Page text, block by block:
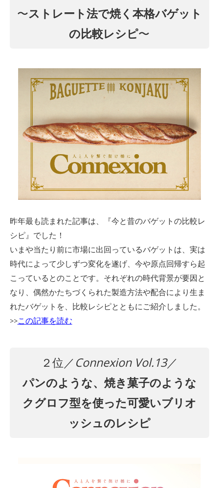
〜ストレート法で焼く本格バゲット
の比較レシピ〜
昨年最も読まれた記事は、『今と昔のバゲットの比較レ
シピ』でした！
いまや当たり前に市場に出回っているバゲットは、実は
時代によって少しずつ変化を遂げ、今や原点回帰すら起
こっているとのことです。それぞれの時代背景が要因と
なり、偶然かたちづくられた製造方法や配合により生ま
れたバゲットを、比較レシピとともにご紹介しました。
>>この記事を読む
２位／Connexion Vol.13／
パンのような、焼き菓子のような
クグロフ型を使った可愛いブリオ
ッシュのレシピ